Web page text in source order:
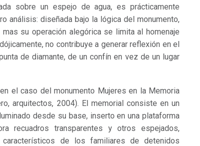
sobre un espejo de agua, es prácticamente
análisis: diseñada bajo la lógica del monumento,
su operación alegórica se limita al homenaje
no contribuye a generar reflexión en el
de diamante, de un confín en vez de un lugar
el caso del monumento Mujeres en la Memoria
arquitectos, 2004). El memorial consiste en un
desde su base, inserto en una plataforma
recuadros transparentes y otros espejados,
de los familiares de detenidos